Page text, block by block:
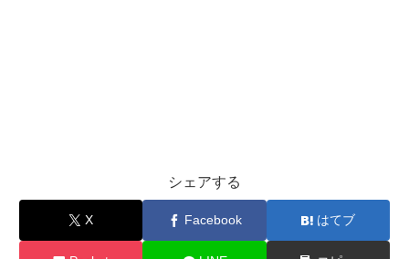
シェアする
X Facebook はてブ